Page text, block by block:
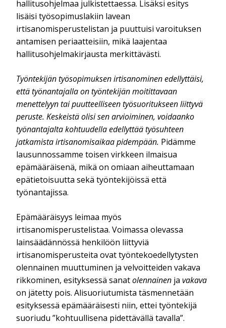
hallitusohjelmaa julkistettaessa. Lisäksi esitys
lisäisi työsopimuslakiin lavean
irtisanomisperustelistan ja puuttuisi varoituksen
antamisen periaatteisiin, mikä laajentaa
hallitusohjelmakirjausta merkittävästi.
Työntekijän työsopimuksen irtisanominen edellyttäisi,
että työnantajalla on työntekijän moitittavaan
menettelyyn tai puutteelliseen työsuoritukseen liittyvä
peruste. Keskeistä olisi sen arvioiminen, voidaanko
työnantajalta kohtuudella edellyttää työsuhteen
jatkamista irtisanomisaikaa pidempään. Pidämme
lausunnossamme toisen virkkeen ilmaisua
epämääräisenä, mikä on omiaan aiheuttamaan
epätietoisuutta sekä työntekijöissä että
työnantajissa.
Epämääräisyys leimaa myös
irtisanomisperustelistaa. Voimassa olevassa
lainsäädännössä henkilöön liittyviä
irtisanomisperusteita ovat työntekoedellytysten
olennainen muuttuminen ja velvoitteiden vakava
rikkominen, esityksessä sanatolennainen javakava
on jätetty pois. Alisuoriutumista täsmennetään
esityksessä epämääräisesti niin, ettei työntekijä
suoriudu ”kohtuullisena pidettävällä tavalla”.